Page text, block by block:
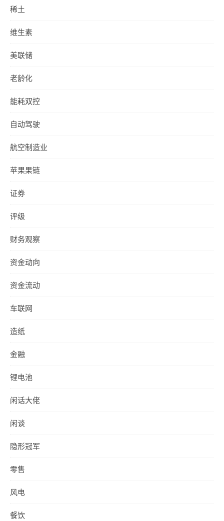
稀土
维生素
美联储
老龄化
能耗双控
自动驾驶
航空制造业
苹果果链
证券
评级
财务观察
资金动向
资金流动
车联网
造纸
金融
锂电池
闲话大佬
闲谈
隐形冠军
零售
风电
餐饮